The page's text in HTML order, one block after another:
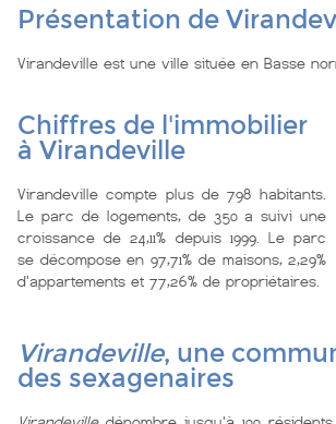
Présentation de
Virandeville est une ville située en Basse
Chiffres de l'immobilier
à Virandeville
Virandeville compte plus de 798 habitants.
Le parc de logements, de 350 a suivi une
croissance de 24,11% depuis 1999. Le parc
se décompose en 97,71% de maisons, 2,29%
d'appartements et 77,26% de propriétaires.
Virandeville, une
des sexagenaires